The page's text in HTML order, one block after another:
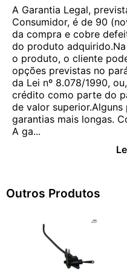
A Garantia Legal,
Consumidor, é de 90
da compra e cobre
do produto
o produto, o cliente
opções previstas no
da Lei nº 8.078/1990,
crédito como parte do
de valor
garantias mais longas.
A ga...
Outros Produtos